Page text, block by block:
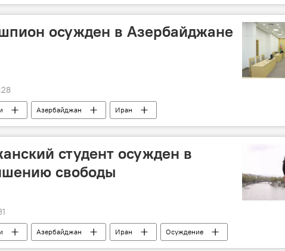
Азербайджана Задержание
осужден в Азербайджане
Азербайджан
Иран
преступлениям
Приговор СГБ Азербайджана
студент осужден в
свободы
Азербайджан Иран
Осуждение